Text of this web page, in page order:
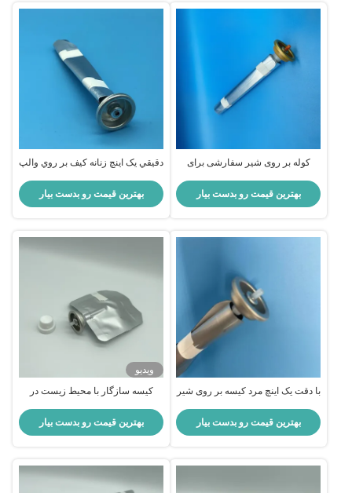
کوله بر روی شیر سفارشی برای
بهترین قیمت رو بدست بیار
دقيقي يک اينچ زنانه کيف بر روي والپ
بهترین قیمت رو بدست بیار
با دقت یک اینچ مرد کیسه بر روی شیر
بهترین قیمت رو بدست بیار
ویدیو
کیسه سازگار با محیط زیست در
شخصی بسته بندی پایدار با توزیع آسان
بهترین قیمت رو بدست بیار